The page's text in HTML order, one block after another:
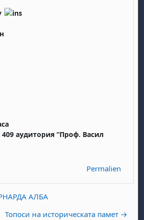
409 аудитория “Проф. Васил
Permalien
АЛБА
Топоси на историческата памет →